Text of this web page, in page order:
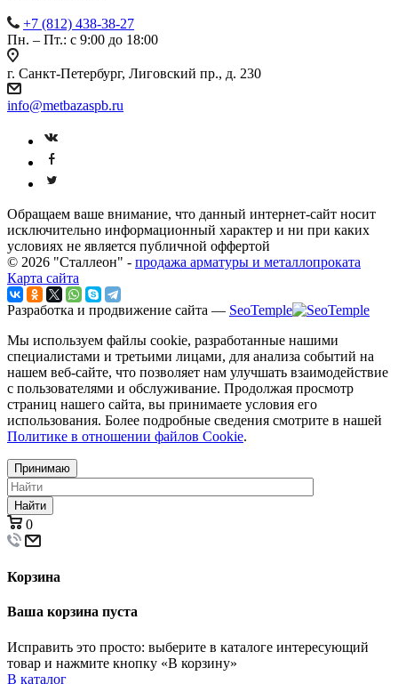
+7 (812) 438-38-27
Пн. – Пт.: с 9:00 до 18:00
г. Санкт-Петербург, Лиговский пр., д. 230
info@metbazaspb.ru
Обращаем ваше внимание, что данный интернет-сайт носит
исключительно информационный характер и ни при каких
условиях не является публичной оффертой
© 2026 "Сталлеон" - продажа арматуры и металлопроката
Карта сайта
Разработка и продвижение сайта — SeoTemple
Мы используем файлы cookie, разработанные нашими
специалистами и третьими лицами, для анализа событий на
нашем веб-сайте, что позволяет нам улучшать взаимодействие
с пользователями и обслуживание. Продолжая просмотр
страниц нашего сайта, вы принимаете условия его
использования. Более подробные сведения смотрите в нашей
Политике в отношении файлов Cookie.
Принимаю
Найти
0
Корзина
Ваша корзина пуста
Исправить это просто: выберите в каталоге интересующий
товар и нажмите кнопку «В корзину»
В каталог